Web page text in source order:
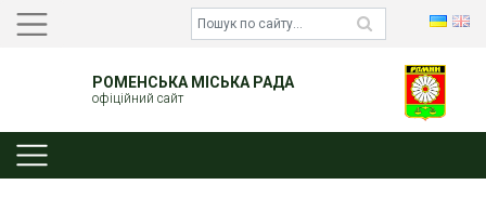
РОМЕНСЬКА МІСЬКА РАДА
офіційний сайт